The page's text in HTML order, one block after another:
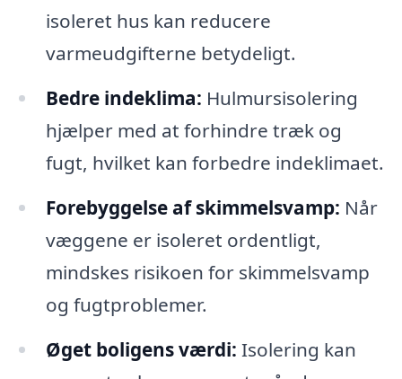
isoleret hus kan reducere
varmeudgifterne betydeligt.
Bedre indeklima: Hulmursisolering
hjælper med at forhindre træk og
fugt, hvilket kan forbedre indeklimaet.
Forebyggelse af skimmelsvamp: Når
væggene er isoleret ordentligt,
mindskes risikoen for skimmelsvamp
og fugtproblemer.
Øget boligens værdi: Isolering kan